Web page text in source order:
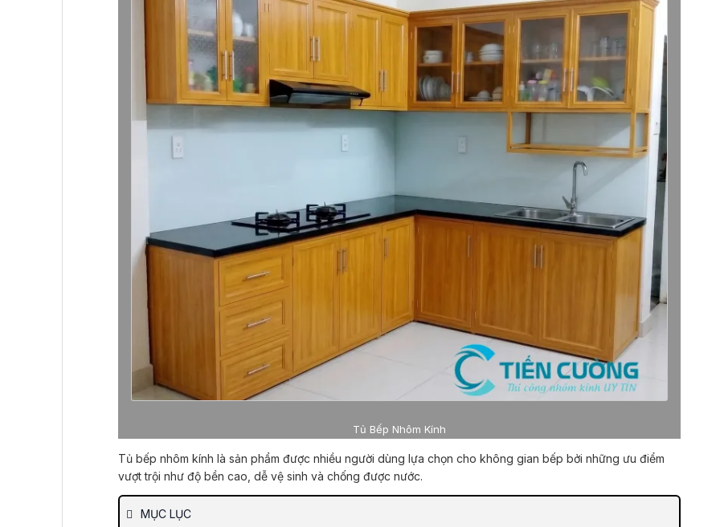
Tủ Bếp Nhôm Kính
Tủ bếp nhôm kính là sản phẩm được nhiều người dùng lựa chọn cho không gian bếp bởi những ưu điểm
vượt trội như độ bền cao, dễ vệ sinh và chống được nước.
MỤC LỤC